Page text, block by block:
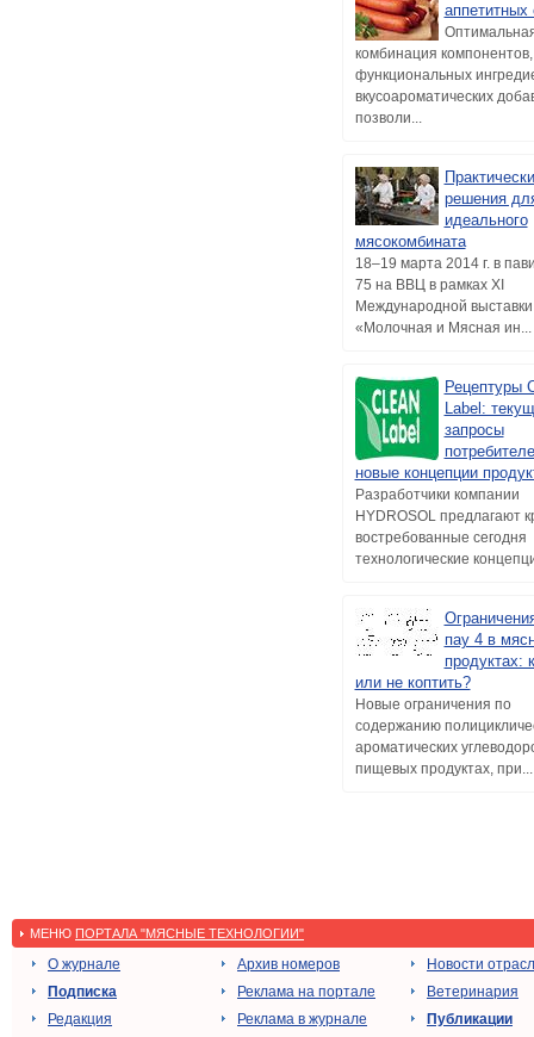
аппетитных
комбинация компонентов,
функциональных
вкусоароматических
позволи...
решения
идеального
мясокомбината
18–19 марта 2014 г. в
75 на ВВЦ в рамках XI
Международной выставки
«Молочная и Мясная ин...
Рецептуры
Label:
запросы
новые концепции
Разработчики компании
HYDROSOL предлагают
востребованные сегодня
технологические
пау 4 в
продуктах:
или не коптить?
Новые ограничения по
содержанию
ароматических
пищевых продуктах, при...
МЕНЮ ПОРТАЛА "МЯСНЫЕ ТЕХНОЛОГИИ"
О журнале
Подписка
Редакция
Архив номеров
Реклама на портале
Реклама в журнале
Новости
Ветеринария
Публикации